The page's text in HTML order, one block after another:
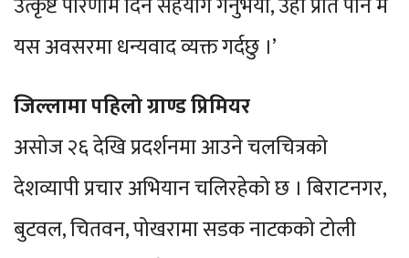
यस अवसरमा धन्यवाद व्यक्त गर्दछु ।’
जिल्लामा पहिलो ग्राण्ड प्रिमियर
असोज २६ देखि प्रदर्शनमा आउने चलचित्रको
देशव्यापी प्रचार अभियान चलिरहेको छ । बिराटनगर,
बुटवल, चितवन, पोखरामा सडक नाटकको टोली